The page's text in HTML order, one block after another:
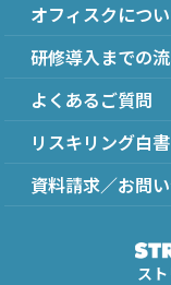
オフィスクにつ
研修導入までの
よくあるご質問
リスキリング白書
資料請求／お問
ス